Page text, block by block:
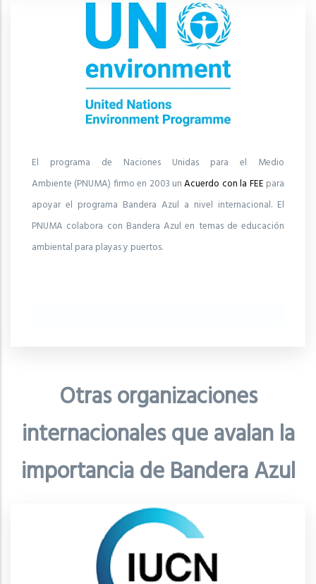
El programa de Naciones Unidas para el Medio
Ambiente (PNUMA) firmo en 2003 unAcuerdo con la FEE para
apoyar el programa Bandera Azul a nivel internacional. El
PNUMA colabora con Bandera Azul en temas de educación
ambiental para playas y puertos.
Otras organizaciones
internacionales que avalan la
importancia de Bandera Azul